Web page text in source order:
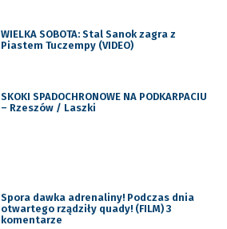
WIELKA SOBOTA: Stal Sanok zagra z
Piastem Tuczempy (VIDEO)
SKOKI SPADOCHRONOWE NA PODKARPACIU
– Rzeszów / Laszki
Spora dawka adrenaliny! Podczas dnia
otwartego rządziły quady! (FILM) 3
komentarze